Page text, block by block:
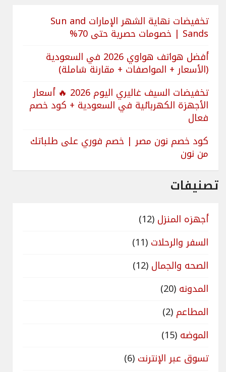
تخفيضات نهاية الشهر الإمارات Sun and
Sands | خصومات حصرية حتى 70%
أفضل هواتف هواوي 2026 في السعودية
(الأسعار + المواصفات + مقارنة شاملة)
تخفيضات السيف غاليري اليوم 2026 🔥 أسعار
الأجهزة الكهربائية في السعودية + كود خصم
فعال
كود خصم نون مصر | خصم فوري على طلباتك
من نون
تصنيفات
أجهزه المنزل (12)
السفر والرحلات (11)
الصحه والجمال (12)
المدونه (20)
المطاعم (2)
الموضه (15)
تسوق عبر الإنترنت (6)